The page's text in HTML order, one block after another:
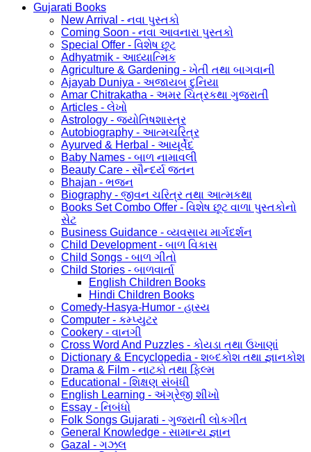
Gujarati Books
New Arrival - નવા પુસ્તકો
Coming Soon - નવા આવનારા પુસ્તકો
Special Offer - વિશેષ છૂટ
Adhyatmik - આધ્યાત્મિક
Agriculture & Gardening - ખેતી તથા બાગવાની
Ajayab Duniya - અજાયબ દુનિયા
Amar Chitrakatha - અમર ચિત્રકથા ગુજરાતી
Articles - લેખો
Astrology - જ્યોતિષશાસ્ત્ર
Autobiography - આત્મચરિત્ર
Ayurved & Herbal - આયૂર્વેદ
Baby Names - બાળ નામાવલી
Beauty Care - સૌન્દર્ય જતન
Bhajan - ભજન
Biography - જીવન ચરિત્ર તથા આત્મકથા
Books Set Combo Offer - વિશેષ છૂટ વાળા પુસ્તકોનો
સેટ
Business Guidance - વ્યવસાય માર્ગદર્શન
Child Development - બાળ વિકાસ
Child Songs - બાળ ગીતો
Child Stories - બાળવાર્તા
English Children Books
Hindi Children Books
Comedy-Hasya-Humor - હાસ્ય
Computer - કમ્પ્યુટર
Cookery - વાનગી
Cross Word And Puzzles - કોયડા તથા ઉખાણાં
Dictionary & Encyclopedia - શબ્દકોશ તથા જ્ઞાનકોશ
Drama & Film - નાટકો તથા ફિલ્મ
Educational - શિક્ષણ સંબંધી
English Learning - અંગ્રેજી શીખો
Essay - નિબંધો
Folk Songs Gujarati - ગુજરાતી લોકગીત
General Knowledge - સામાન્ય જ્ઞાન
Gazal - ગઝલ